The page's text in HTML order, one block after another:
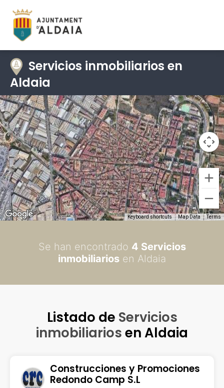
Servicios inmobiliarios en
Aldaia
Keyboard shortcuts Map Data Terms
Se han encontrado 4 Servicios
inmobiliarios en Aldaia
Listado de Servicios
inmobiliariosen Aldaia
Construcciones y Promociones
Redondo Camp S.L